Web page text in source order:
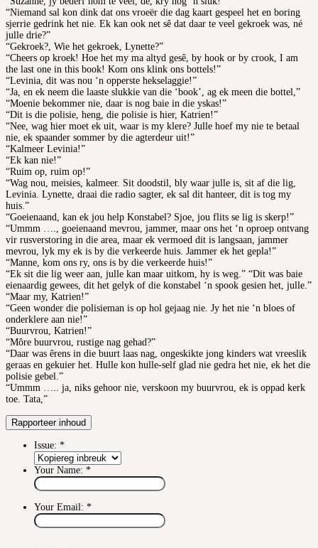
“Niemand sal kon dink dat ons vroeër die dag kaart gespeel het en boring
sjerrie gedrink het nie. Ek kan ook net sê dat daar te veel gekroek was, né
julle drie?”
“Gekroek?, Wie het gekroek, Lynette?”
“Cheers op kroek! Hoe het my ma altyd gesê, by hook or by crook, I am
the last one in this book! Kom ons klink ons bottels!”
“Levinia, dit was nou ‘n opperste hekselaggie!”
“Ja, en ek neem die laaste slukkie van die ‘book’, ag ek meen die bottel,”
“Moenie bekommer nie, daar is nog baie in die yskas!”
“Dit is die polisie, heng, die polisie is hier, Katrien!”
“Nee, wag hier moet ek uit, waar is my klere? Julle hoef my nie te betaal
nie, ek spaander sommer by die agterdeur uit!”
“Kalmeer Levinia!”
“Ek kan nie!”
“Ruim op, ruim op!”
“Wag nou, meisies, kalmeer. Sit doodstil, bly waar julle is, sit af die lig,
Levinia. Lynette, draai die radio sagter, ek sal dit hanteer, dit is tog my
huis.”
“Goeienaand, kan ek jou help Konstabel? Sjoe, jou flits se lig is skerp!”
“Ummm …., goeienaand mevrou, jammer, maar ons het ‘n oproep ontvang
vir rusverstoring in die area, maar ek vermoed dit is langsaan, jammer
mevrou, lyk my ek is by die verkeerde huis. Jammer ek het gepla!”
“Manne, kom ons ry, ons is by die verkeerde huis!”
“Ek sit die lig weer aan, julle kan maar uitkom, hy is weg.” “Dit was baie
eienaardig gewees, dit het gelyk of die konstabel ‘n spook gesien het, julle.”
“Maar my, Katrien!”
“Geen wonder die polisieman is op hol gejaag nie. Jy het nie ‘n bloes of
onderklere aan nie!”
“Buurvrou, Katrien!”
“Môre buurvrou, rustige nag gehad?”
“Daar was êrens in die buurt laas nag, ongeskikte jong kinders wat vreeslik
geraas en gekuier het. Hulle kon hulle-self glad nie gedra het nie, ek het die
polisie gebel.”
“Ummm ….. ja, niks gehoor nie, verskoon my buurvrou, ek is oppad kerk
toe. Tata,”
Rapporteer inhoud
Issue: *
Your Name: *
Your Email: *